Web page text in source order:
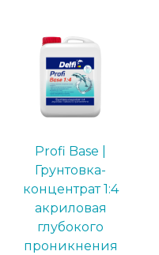
Profi Base |
Грунтовка-
концентрат 1:4
акриловая
глубокого
проникнения